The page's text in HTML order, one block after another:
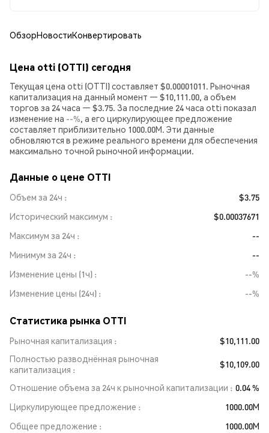
ОбзорНовостиКонвертировать
Цена otti (OTTI) сегодня
Текущая цена otti (OTTI) составляет $0.00001011. Рыночная
капитализация на данный момент — $10,111.00, а объем
торгов за 24 часа — $3.75. За последние 24 часа otti показал
изменение на --%, а его циркулирующее предложение
составляет приблизительно 1000.00M. Эти данные
обновляются в режиме реального времени для обеспечения
максимально точной рыночной информации.
Данные о цене OTTI
Объем за 24ч
$3.75
Исторический максимум
$0.00037671
Максимум за 24ч
--
Минимум за 24ч
--
Изменение цены (1ч)
--%
Изменение цены (24ч)
--%
Статистика рынка OTTI
Рыночная капитализация
$10,111.00
Полностью разводнённая рыночная
капитализация
$10,109.00
Отношение объема за 24ч к рыночной капитализации
0.04 %
Циркулирующее предложение
1000.00M
Общее предложение
1000.00M